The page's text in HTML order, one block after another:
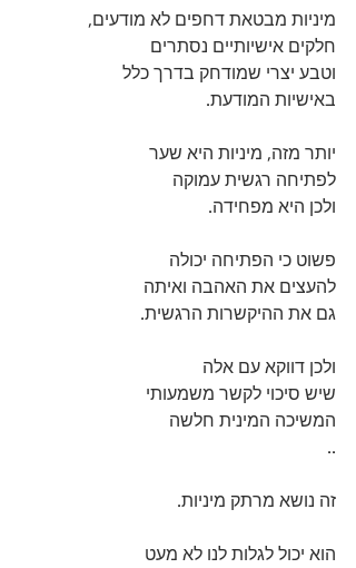
מיניות מבטאת דחפים לא מודעים,
חלקים אישיותיים נסתרים
וטבע יצרי שמודחק בדרך כלל
באישיות המודעת.
יותר מזה, מיניות היא שער
לפתיחה רגשית עמוקה
ולכן היא מפחידה.
פשוט כי הפתיחה יכולה
להעצים את האהבה ואיתה
גם את ההיקשרות הרגשית.
ולכן דווקא עם אלה
שיש סיכוי לקשר משמעותי
המשיכה המינית חלשה
..
זה נושא מרתק מיניות.
הוא יכול לגלות לנו לא מעט